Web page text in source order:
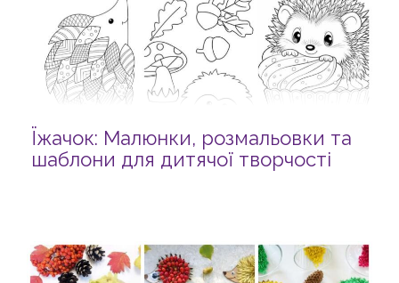
Їжачок: Малюнки, розмальовки та
шаблони для дитячої творчості